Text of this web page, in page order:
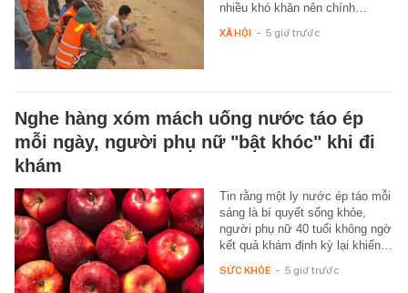
nhiều khó khăn nên chính…
XÃ HỘI - 5 giờ trước
Nghe hàng xóm mách uống nước táo ép
mỗi ngày, người phụ nữ "bật khóc" khi đi
khám
Tin rằng một ly nước ép táo mỗi
sáng là bí quyết sống khỏe,
người phụ nữ 40 tuổi không ngờ
kết quả khám định kỳ lại khiến…
SỨC KHỎE - 5 giờ trước